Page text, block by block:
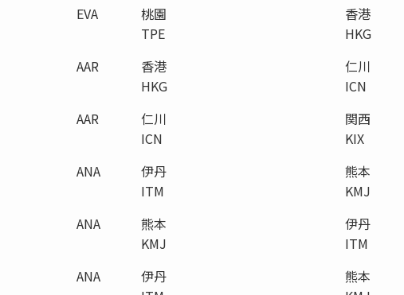
EVA
桃園
TPE
香港
HKG
AAR
香港
HKG
仁川
ICN
AAR
仁川
ICN
関西
KIX
ANA
伊丹
ITM
熊本
KMJ
ANA
熊本
KMJ
伊丹
ITM
ANA
伊丹
熊本